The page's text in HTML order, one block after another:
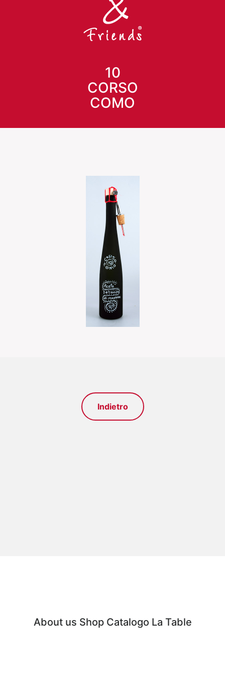
10
CORSO
COMO
Indietro
About us Shop Catalogo La Table